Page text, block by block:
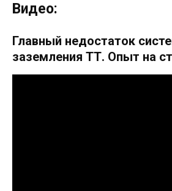
Видео:
Главный недостаток
заземления ТТ. Опыт на